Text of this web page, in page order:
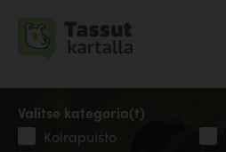
Valitse kategoria(t)
Koirapuisto